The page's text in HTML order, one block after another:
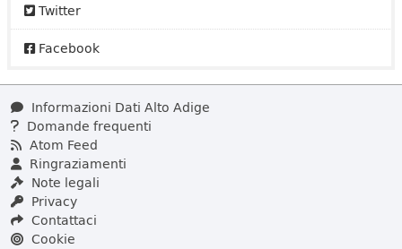
Twitter
Facebook
Informazioni Dati Alto Adige
Domande frequenti
Atom Feed
Ringraziamenti
Note legali
Privacy
Contattaci
Cookie